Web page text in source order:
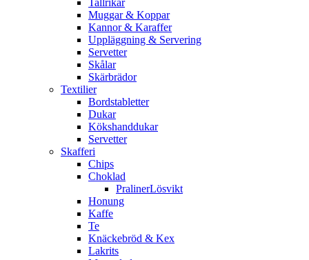
Tallrikar
Muggar & Koppar
Kannor & Karaffer
Uppläggning & Servering
Servetter
Skålar
Skärbrädor
Textilier
Bordstabletter
Dukar
Kökshanddukar
Servetter
Skafferi
Chips
Choklad
PralinerLösvikt
Honung
Kaffe
Te
Knäckebröd & Kex
Lakrits